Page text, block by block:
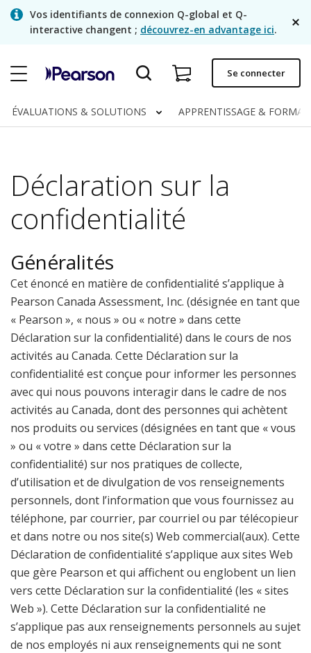
SkipVos identifiants de connexion Q-global et Q-
interactive changent ; découvrez-en advantage ici.
Commande rapide
Factures
Français
Se connecter
ÉVALUATIONS & SOLUTIONS APPRENTISSAGE &
Déclaration sur la
confidentialité
Généralités
Cet énoncé en matière de confidentialité s’applique à
Pearson Canada Assessment, Inc. (désignée en tant que
« Pearson », « nous » ou « notre » dans cette
Déclaration sur la confidentialité) dans le cours de nos
activités au Canada. Cette Déclaration sur la
confidentialité est conçue pour informer les personnes
avec qui nous pouvons interagir dans le cadre de nos
activités au Canada, dont des personnes qui achètent
nos produits ou services (désignées en tant que « vous
» ou « votre » dans cette Déclaration sur la
confidentialité) sur nos pratiques de collecte,
d’utilisation et de divulgation de vos renseignements
personnels, dont l’information que vous fournissez au
téléphone, par courrier, par courriel ou par télécopieur
et dans notre ou nos site(s) Web commercial(aux). Cette
Déclaration de confidentialité s’applique aux sites Web
que gère Pearson et qui affichent ou englobent un lien
vers cette Déclaration sur la confidentialité (les « sites
Web »). Cette Déclaration sur la confidentialité ne
s’applique pas aux renseignements personnels au sujet
de nos employés ni aux renseignements qui ne sont